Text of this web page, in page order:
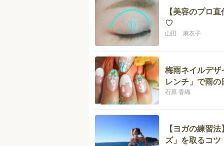
【美容のプロ
♡
山田 麻衣子
梅雨ネイルデザ
レンチ」で雨
石原 香織
【ヨガの練習
ズ」を取るコツ